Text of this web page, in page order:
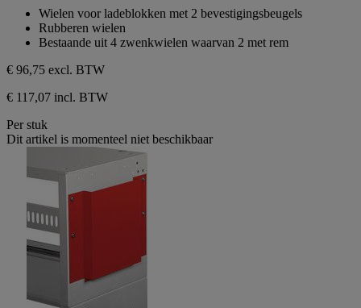
sterren.
Wielen voor ladeblokken met 2 bevestigingsbeugels
Rubberen wielen
Bestaande uit 4 zwenkwielen waarvan 2 met rem
€ 96,75 excl. BTW
€ 117,07 incl. BTW
Per stuk
Dit artikel is momenteel niet beschikbaar